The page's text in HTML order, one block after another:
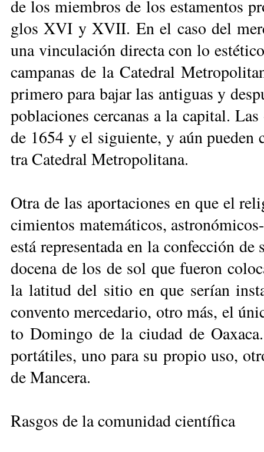
de los miem­bros de los es­ta­men­tos
glos XVI y XVII. En el ca­so del
una vin­cu­la­ción di­rec­ta con lo
cam­pa­nas de la Ca­te­dral
pri­me­ro pa­ra ba­jar las an­ti­guas y
po­bla­cio­nes cer­ca­nas a la ca­pi­tal.
de 1654 y el si­guien­te, y aún
tra Ca­te­dral Me­tro­po­li­ta­na.
Otra de las apor­ta­cio­nes en que el
ci­mien­tos ma­te­má­ti­cos,
es­tá re­pre­sen­ta­da en la con­fec­ción
do­ce­na de los de sol que fue­ron
la la­ti­tud del si­tio en que se­rían
con­ven­to mer­ce­da­rio, otro más, el
to Do­min­go de la ciu­dad de
por­tá­ti­les, uno pa­ra su pro­pio uso,
de Man­ce­ra.
Rasgos de la comunidad científica